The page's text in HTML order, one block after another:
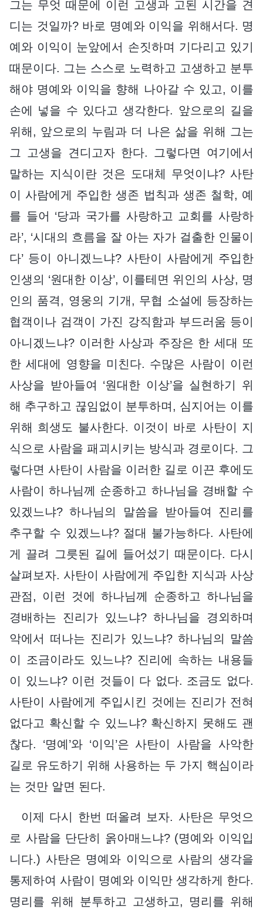
그는 무엇 때문에 이런 고생과 고된 시간을 견
디는 것일까? 바로 명예와 이익을 위해서다. 명
예와 이익이 눈앞에서 손짓하며 기다리고 있기
때문이다. 그는 스스로 노력하고 고생하고 분투
해야 명예와 이익을 향해 나아갈 수 있고, 이를
손에 넣을 수 있다고 생각한다. 앞으로의 길을
위해, 앞으로의 누림과 더 나은 삶을 위해 그는
그 고생을 견디고자 한다. 그렇다면 여기에서
말하는 지식이란 것은 도대체 무엇이냐? 사탄
이 사람에게 주입한 생존 법칙과 생존 철학, 예
를 들어 ‘당과 국가를 사랑하고 교회를 사랑하
라’, ‘시대의 흐름을 잘 아는 자가 걸출한 인물이
다’ 등이 아니겠느냐? 사탄이 사람에게 주입한
인생의 ‘원대한 이상’, 이를테면 위인의 사상, 명
인의 품격, 영웅의 기개, 무협 소설에 등장하는
협객이나 검객이 가진 강직함과 부드러움 등이
아니겠느냐? 이러한 사상과 주장은 한 세대 또
한 세대에 영향을 미친다. 수많은 사람이 이런
사상을 받아들여 ‘원대한 이상’을 실현하기 위
해 추구하고 끊임없이 분투하며, 심지어는 이를
위해 희생도 불사한다. 이것이 바로 사탄이 지
식으로 사람을 패괴시키는 방식과 경로이다. 그
렇다면 사탄이 사람을 이러한 길로 이끈 후에도
사람이 하나님께 순종하고 하나님을 경배할 수
있겠느냐? 하나님의 말씀을 받아들여 진리를
추구할 수 있겠느냐? 절대 불가능하다. 사탄에
게 끌려 그릇된 길에 들어섰기 때문이다. 다시
살펴보자. 사탄이 사람에게 주입한 지식과 사상
관점, 이런 것에 하나님께 순종하고 하나님을
경배하는 진리가 있느냐? 하나님을 경외하며
악에서 떠나는 진리가 있느냐? 하나님의 말씀
이 조금이라도 있느냐? 진리에 속하는 내용들
이 있느냐? 이런 것들이 다 없다. 조금도 없다.
사탄이 사람에게 주입시킨 것에는 진리가 전혀
없다고 확신할 수 있느냐? 확신하지 못해도 괜
찮다. ‘명예’와 ‘이익’은 사탄이 사람을 사악한
길로 유도하기 위해 사용하는 두 가지 핵심이라
는 것만 알면 된다.
이제 다시 한번 떠올려 보자. 사탄은 무엇으
로 사람을 단단히 옭아매느냐? (명예와 이익입
니다.) 사탄은 명예와 이익으로 사람의 생각을
통제하여 사람이 명예와 이익만 생각하게 한다.
명리를 위해 분투하고 고생하고, 명리를 위해